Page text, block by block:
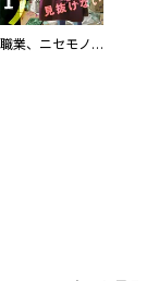
職業、ニセモノ～あなたに偽は見抜けない【電子単行本版】